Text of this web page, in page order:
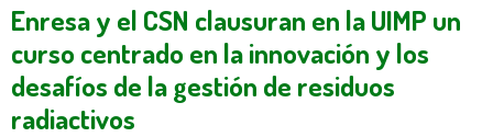
Enresa y el CSN clausuran en la UIMP un
curso centrado en la innovación y los
desafíos de la gestión de residuos
radiactivos